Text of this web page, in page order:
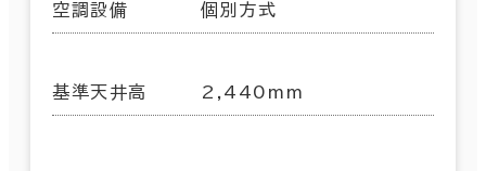
空調設備 個別方式
基準天井高 2,440mm